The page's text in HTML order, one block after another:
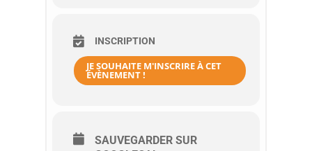
INSCRIPTION
JE SOUHAITE M'INSCRIRE À CET
ÉVÈNEMENT !
SAUVEGARDER SUR